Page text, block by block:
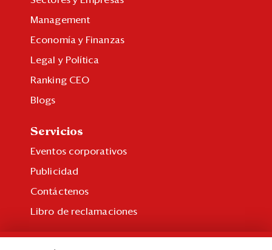
Management
Economía y Finanzas
Legal y Política
Ranking CEO
Blogs
Servicios
Eventos corporativos
Publicidad
Contáctenos
Libro de reclamaciones